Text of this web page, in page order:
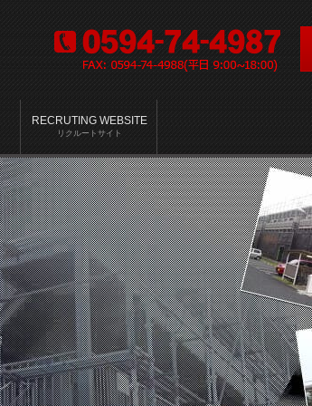
RECRUTING WEBSITE
リクルートサイト